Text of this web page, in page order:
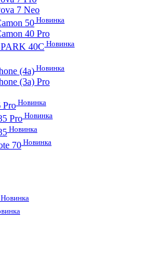
7 Neo
50 Новинка
40 Pro
40C Новинка
(4a)Новинка
(3a) Pro
Pro Новинка
Pro Новинка
Новинка
70Новинка
Новинка